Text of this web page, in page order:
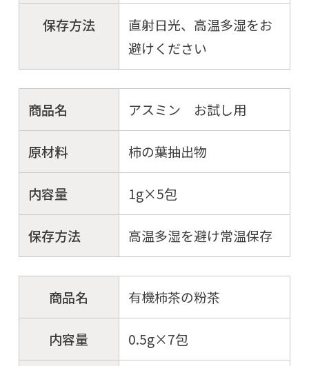
保存方法
直射日光、高温多湿をお
避けください
商品名 アスミン お試し用
原材料 柿の葉抽出物
内容量 1g×5包
保存方法 高温多湿を避け常温保存
商品名 有機柿茶の粉茶
内容量 0.5g×7包